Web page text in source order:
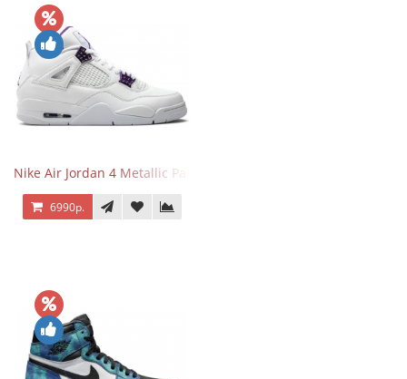
Nike Air Jordan 4 Metallic Pack Purple
6990р.